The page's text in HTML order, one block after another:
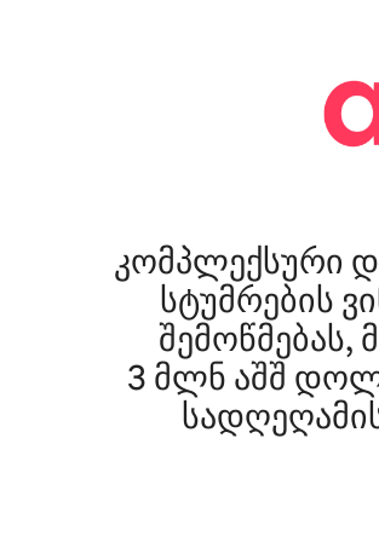
კომპლექსური
სტუმრების
შემოწმებას,
3 მლნ აშშ